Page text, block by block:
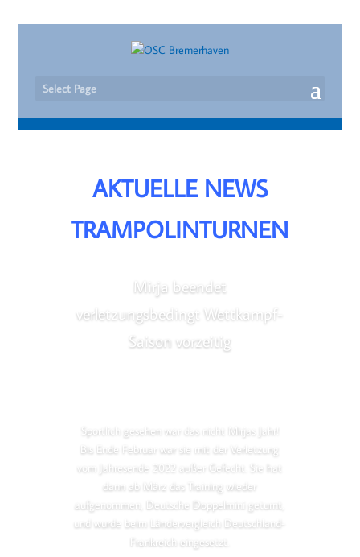
Select Page
AKTUELLE NEWS
TRAMPOLINTURNEN
Mirja beendet
verletzungsbedingt Wettkampf-
Saison vorzeitig
Sportlich gesehen war das nicht Mirjas Jahr!
Bis Ende Februar war sie mit der Verletzung
vom Jahresende 2022 außer Gefecht. Sie hat
dann ab März das Training wieder
aufgenommen, Deutsche Doppelmini geturnt,
und wurde beim Ländervergleich Deutschland-
Frankreich eingesetzt.